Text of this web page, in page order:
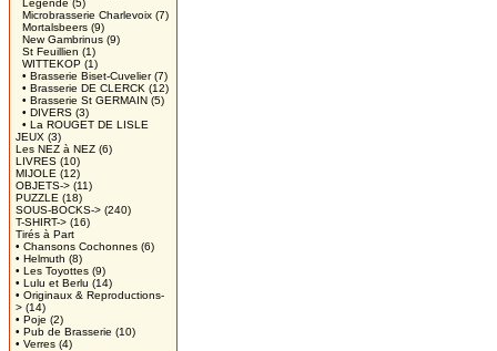
Légende (5)
Microbrasserie Charlevoix (7)
Mortalsbeers (9)
New Gambrinus (9)
St Feuillien (1)
WITTEKOP (1)
• Brasserie Biset-Cuvelier(7)
• Brasserie DE CLERCK (12)
• Brasserie St GERMAIN (5)
• DIVERS (3)
• La ROUGET DE LISLE
JEUX (3)
Les NEZ à NEZ (6)
LIVRES (10)
MIJOLE (12)
OBJETS-> (11)
PUZZLE (18)
SOUS-BOCKS-> (240)
T-SHIRT-> (16)
Tirés à Part
• Chansons Cochonnes (6)
• Helmuth (8)
• Les Toyottes (9)
• Lulu et Berlu (14)
• Originaux & Reproductions-
> (14)
• Poje (2)
• Pub de Brasserie (10)
• Verres (4)